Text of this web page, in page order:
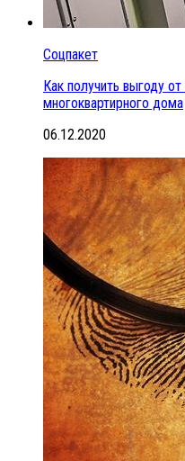
Соцпакет
Как получить выгоду
многоквартирного дома
06.12.2020